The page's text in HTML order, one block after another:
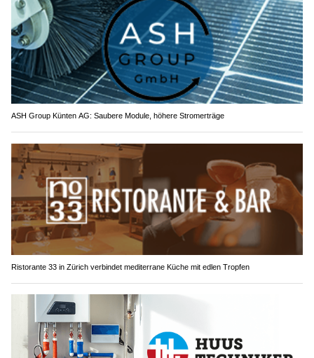
ASH Group Künten AG: Saubere Module, höhere Stromerträge
Ristorante 33 in Zürich verbindet mediterrane Küche mit edlen Tropfen